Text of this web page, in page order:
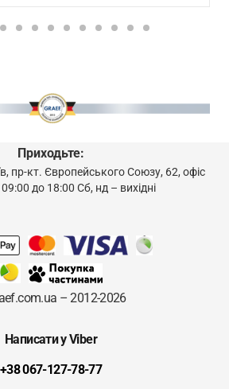
Приходьте:
пр-кт. Європейського Союзу, 62, офіс
до 18:00 Сб, нд – вихідні
– 2012-2026
Написати у Viber
+38 067-127-78-77